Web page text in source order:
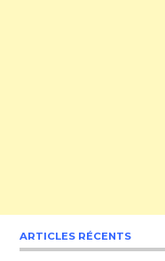
ARTICLES RÉCENTS